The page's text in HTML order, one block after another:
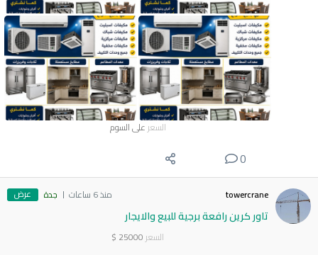
السعر على السوم
0
towercrane منذ 6 ساعات جدة عرض
تاور كرين رافعة برجية للبيع والايجار
السعر 25000
$